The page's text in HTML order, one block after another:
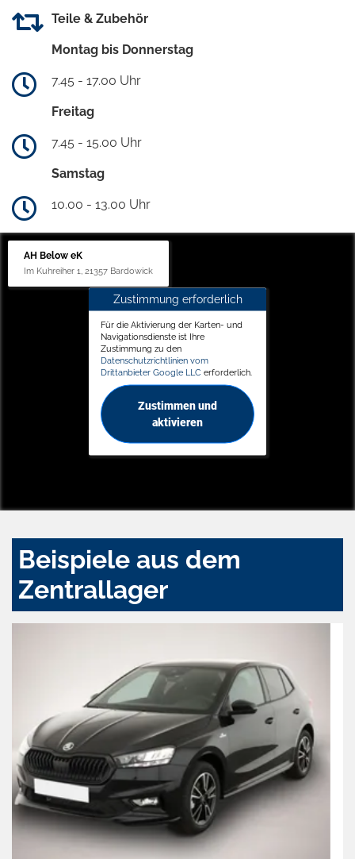
Teile & Zubehör
Montag bis Donnerstag
7.45 - 17.00 Uhr
Freitag
7.45 - 15.00 Uhr
Samstag
10.00 - 13.00 Uhr
AH Below eK
Im Kuhreiher 1, 21357 Bardowick
Zustimmung erforderlich
Für die Aktivierung der Karten- und
Navigationsdienste ist Ihre
Zustimmung zu den
Datenschutzrichtlinien vom
Drittanbieter Google LLC erforderlich.
Zustimmen und
aktivieren
Beispiele aus dem
Zentrallager